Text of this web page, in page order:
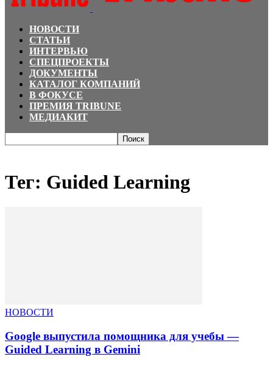
НОВОСТИ
СТАТЬИ
ИНТЕРВЬЮ
СПЕЦПРОЕКТЫ
ДОКУМЕНТЫ
КАТАЛОГ КОМПАНИЙ
В ФОКУСЕ
ПРЕМИЯ TRIBUNE
МЕДИАКИТ
Тег: Guided Learning
НОВОСТИ
Google выпустила помощника для учебы —
Guided Learning в Gemini